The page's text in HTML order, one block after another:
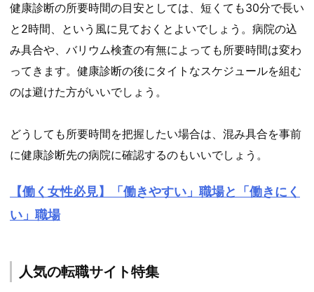
健康診断の所要時間の目安としては、短くても30分で長い
と2時間、という風に見ておくとよいでしょう。病院の込
み具合や、バリウム検査の有無によっても所要時間は変わ
ってきます。健康診断の後にタイトなスケジュールを組む
のは避けた方がいいでしょう。
どうしても所要時間を把握したい場合は、混み具合を事前
に健康診断先の病院に確認するのもいいでしょう。
【働く女性必見】「働きやすい」職場と「働きにく
い」職場
人気の転職サイト特集